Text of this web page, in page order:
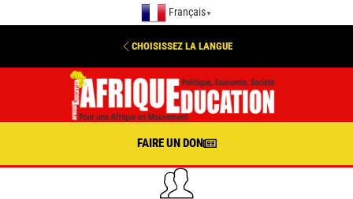
Français ▼
CHOISISSEZ LA LANGUE
FAIRE UN DON